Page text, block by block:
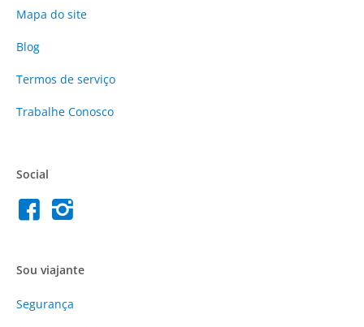
Mapa do site
Blog
Termos de serviço
Trabalhe Conosco
Social
Sou viajante
Segurança